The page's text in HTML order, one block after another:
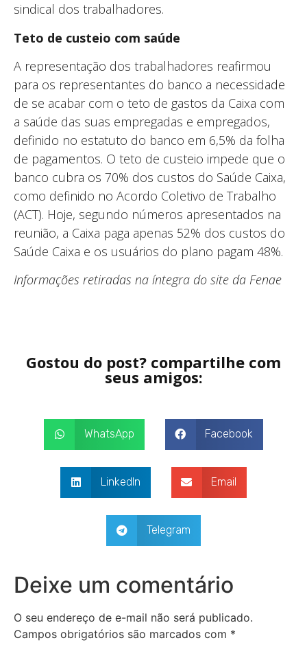
sindical dos trabalhadores.
Teto de custeio com saúde
A representação dos trabalhadores reafirmou
para os representantes do banco a necessidade
de se acabar com o teto de gastos da Caixa com
a saúde das suas empregadas e empregados,
definido no estatuto do banco em 6,5% da folha
de pagamentos. O teto de custeio impede que o
banco cubra os 70% dos custos do Saúde Caixa,
como definido no Acordo Coletivo de Trabalho
(ACT). Hoje, segundo números apresentados na
reunião, a Caixa paga apenas 52% dos custos do
Saúde Caixa e os usuários do plano pagam 48%.
Informações retiradas na íntegra do site da Fenae
Gostou do post? compartilhe com
seus amigos:
WhatsApp Facebook
LinkedIn Email
Telegram
Deixe um comentário
O seu endereço de e-mail não será publicado.
Campos obrigatórios são marcados com *